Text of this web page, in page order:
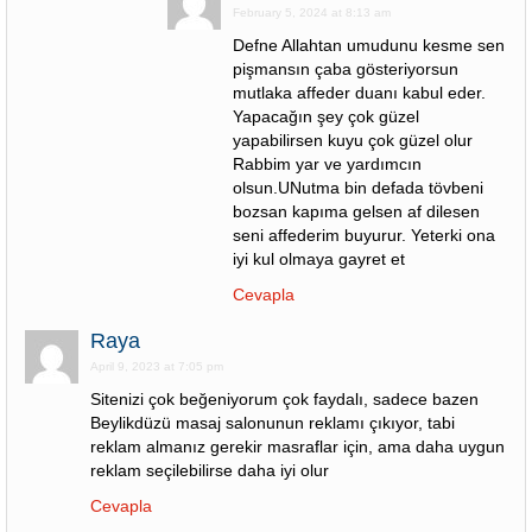
February 5, 2024 at 8:13 am
Defne Allahtan umudunu kesme sen
pişmansın çaba gösteriyorsun
mutlaka affeder duanı kabul eder.
Yapacağın şey çok güzel
yapabilirsen kuyu çok güzel olur
Rabbim yar ve yardımcın
olsun.UNutma bin defada tövbeni
bozsan kapıma gelsen af dilesen
seni affederim buyurur. Yeterki ona
iyi kul olmaya gayret et
Cevapla
Raya
April 9, 2023 at 7:05 pm
Sitenizi çok beğeniyorum çok faydalı, sadece bazen
Beylikdüzü masaj salonunun reklamı çıkıyor, tabi
reklam almanız gerekir masraflar için, ama daha uygun
reklam seçilebilirse daha iyi olur
Cevapla